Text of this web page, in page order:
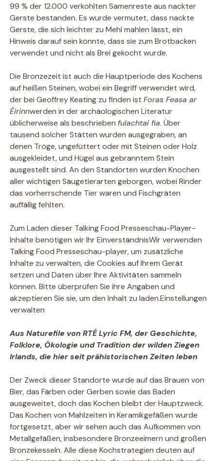
99 % der 12.000 verkohlten Samenreste aus nackter
Gerste bestanden. Es wurde vermutet, dass nackte
Gerste, die sich leichter zu Mehl mahlen lässt, ein
Hinweis darauf sein könnte, dass sie zum Brotbacken
verwendet und nicht als Brei gekocht wurde.
Die Bronzezeit ist auch die Hauptperiode des Kochens
auf heißen Steinen, wobei ein Begriff verwendet wird,
der bei Geoffrey Keating zu finden ist Foras Feasa ar
Éirinnwerden in der archäologischen Literatur
üblicherweise als beschrieben fulachtaí fia. Über
tausend solcher Stätten wurden ausgegraben, an
denen Tröge, ungefüttert oder mit Steinen oder Holz
ausgekleidet, und Hügel aus gebranntem Stein
ausgestellt sind. An den Standorten wurden Knochen
aller wichtigen Säugetierarten geborgen, wobei Rinder
das vorherrschende Tier waren und Fischgräten
auffällig fehlten.
Zum Laden dieser Talking Food Presseschau-Player-
Inhalte benötigen wir Ihr EinverständnisWir verwenden
Talking Food Presseschau-player, um zusätzliche
Inhalte zu verwalten, die Cookies auf Ihrem Gerät
setzen und Daten über Ihre Aktivitäten sammeln
können. Bitte überprüfen Sie ihre Angaben und
akzeptieren Sie sie, um den Inhalt zu laden.Einstellungen
verwalten
Aus Naturefile von RTÉ Lyric FM, der Geschichte,
Folklore, Ökologie und Tradition der wilden Ziegen
Irlands, die hier seit prähistorischen Zeiten leben
Der Zweck dieser Standorte wurde auf das Brauen von
Bier, das Färben oder Gerben sowie das Baden
ausgeweitet, doch das Kochen bleibt der Hauptzweck.
Das Kochen von Mahlzeiten in Keramikgefäßen wurde
fortgesetzt, aber wir sehen auch das Aufkommen von
Metallgefäßen, insbesondere Bronzeeimern und großen
Bronzekesseln. Alle diese Kochstrategien deuten auf